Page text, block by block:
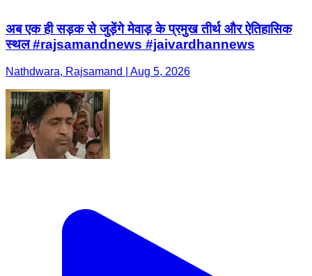
अब एक ही सड़क से जुड़ेंगे मेवाड़ के प्रमुख तीर्थ और ऐतिहासिक
स्थल #rajsamandnews #jaivardhannews
Nathdwara, Rajsamand | Aug 5, 2026